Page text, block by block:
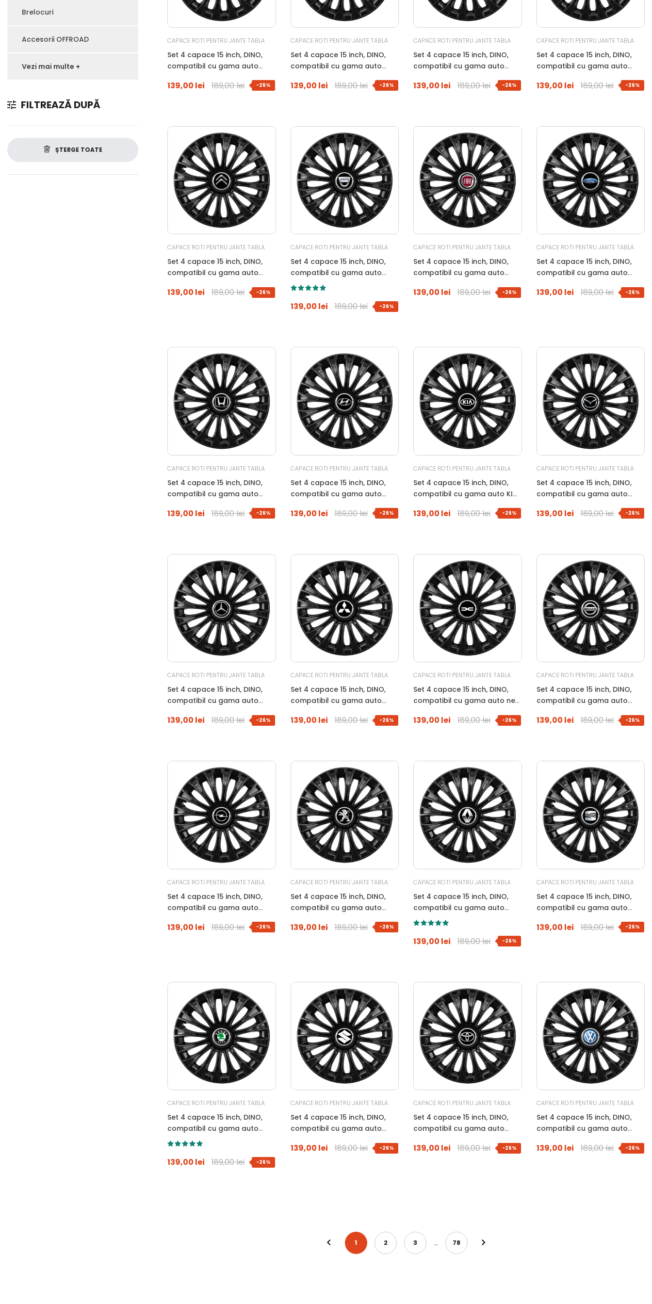
Brelocuri
Accesorii OFFROAD
Vezi mai multe +
FILTREAZĂ DUPĂ
ȘTERGE TOATE
CAPACE ROTI PENTRU JANTE TABLA
Set 4 capace 15 inch, DINO,
compatibil cu gama auto
139,00 lei 189,00 lei -26%
CAPACE ROTI PENTRU JANTE TABLA
Set 4 capace 15 inch, DINO,
compatibil cu gama auto
139,00 lei 189,00 lei -26%
CAPACE ROTI PENTRU JANTE TABLA
Set 4 capace 15 inch, DINO,
compatibil cu gama auto
139,00 lei 189,00 lei -26%
CAPACE ROTI PENTRU JANTE TABLA
Set 4 capace 15 inch, DINO,
compatibil cu gama auto
139,00 lei 189,00 lei -26%
CAPACE ROTI PENTRU JANTE TABLA
Set 4 capace 15 inch, DINO,
compatibil cu gama auto
139,00 lei 189,00 lei -26%
CAPACE ROTI PENTRU JANTE TABLA
Set 4 capace 15 inch, DINO,
compatibil cu gama auto
DACIA, negru
139,00 lei 189,00 lei -26%
CAPACE ROTI PENTRU JANTE TABLA
Set 4 capace 15 inch, DINO,
compatibil cu gama auto
139,00 lei 189,00 lei -26%
CAPACE ROTI PENTRU JANTE TABLA
Set 4 capace 15 inch, DINO,
compatibil cu gama auto
139,00 lei 189,00 lei -26%
CAPACE ROTI PENTRU JANTE TABLA
Set 4 capace 15 inch, DINO,
compatibil cu gama auto
139,00 lei 189,00 lei -26%
CAPACE ROTI PENTRU JANTE TABLA
Set 4 capace 15 inch, DINO,
compatibil cu gama auto
139,00 lei 189,00 lei -26%
CAPACE ROTI PENTRU JANTE TABLA
Set 4 capace 15 inch, DINO,
compatibil cu gama auto KIA,
139,00 lei 189,00 lei -26%
CAPACE ROTI PENTRU JANTE TABLA
Set 4 capace 15 inch, DINO,
compatibil cu gama auto
139,00 lei 189,00 lei -26%
CAPACE ROTI PENTRU JANTE TABLA
Set 4 capace 15 inch, DINO,
compatibil cu gama auto
139,00 lei 189,00 lei -26%
CAPACE ROTI PENTRU JANTE TABLA
Set 4 capace 15 inch, DINO,
compatibil cu gama auto
139,00 lei 189,00 lei -26%
CAPACE ROTI PENTRU JANTE TABLA
Set 4 capace 15 inch, DINO,
compatibil cu gama auto new
139,00 lei 189,00 lei -26%
CAPACE ROTI PENTRU JANTE TABLA
Set 4 capace 15 inch, DINO,
compatibil cu gama auto
139,00 lei 189,00 lei -26%
CAPACE ROTI PENTRU JANTE TABLA
Set 4 capace 15 inch, DINO,
compatibil cu gama auto
139,00 lei 189,00 lei -26%
CAPACE ROTI PENTRU JANTE TABLA
Set 4 capace 15 inch, DINO,
compatibil cu gama auto
139,00 lei 189,00 lei -26%
CAPACE ROTI PENTRU JANTE TABLA
Set 4 capace 15 inch, DINO,
compatibil cu gama auto
RENAULT, negru
139,00 lei 189,00 lei -26%
CAPACE ROTI PENTRU JANTE TABLA
Set 4 capace 15 inch, DINO,
compatibil cu gama auto
139,00 lei 189,00 lei -26%
CAPACE ROTI PENTRU JANTE TABLA
Set 4 capace 15 inch, DINO,
compatibil cu gama auto
SKODA, negru
139,00 lei 189,00 lei -26%
CAPACE ROTI PENTRU JANTE TABLA
Set 4 capace 15 inch, DINO,
compatibil cu gama auto
139,00 lei 189,00 lei -26%
CAPACE ROTI PENTRU JANTE TABLA
Set 4 capace 15 inch, DINO,
compatibil cu gama auto
139,00 lei 189,00 lei -26%
CAPACE ROTI PENTRU JANTE TABLA
Set 4 capace 15 inch, DINO,
compatibil cu gama auto
139,00 lei 189,00 lei -26%
1 2 3 … 78